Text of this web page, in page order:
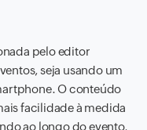
pelo editor
seja usando um
O conteúdo
facilidade à medida
ao longo do evento,